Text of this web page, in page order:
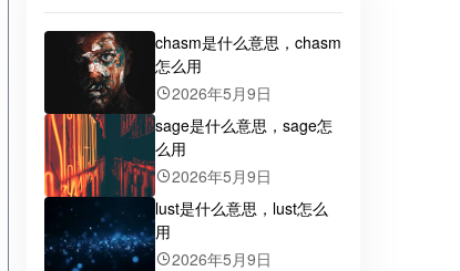
chasm是什么意思，chasm
怎么用
2026年5月9日
sage是什么意思，sage怎
么用
2026年5月9日
lust是什么意思，lust怎么
用
2026年5月9日